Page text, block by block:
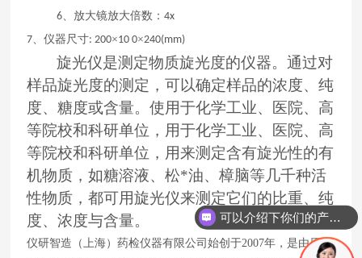
6 、放大镜放大倍数：4x
7 、仪器尺寸: 200×10 0×240(mm)
旋光仪是测定物质旋光度的仪器。通过对
样品旋光度的测定，可以确定样品的浓度、纯
度、糖度或含量。使用于化学工业、医院、高
等院校和科研单位， 用于化学工业、医院、高
等院校和科研单位，用来测定含有旋光性的有
机物质，如糖溶液、松*油、樟脑等几千种活
性物质，都可用旋光仪来测定它们的比重、纯
度、浓度与含量。
仪研智造（上海）药检仪器有限公司始创于2007年，是由原中
可以介绍下你们的产品么